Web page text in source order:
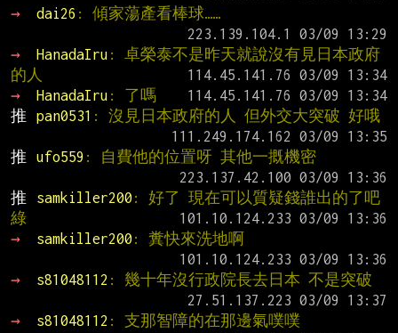
→
dai26 : 傾家蕩產看棒球……
→
HanadaIru : 卓榮泰不是昨天就說沒有見日本政府
的人
→
HanadaIru : 了嗎
推
pan0531 : 沒見日本政府的人 但外交大突破 好哦
推
ufo559 : 自費他的位置呀 其他一摡機密
推
samkiller200 : 好了 現在可以質疑錢誰出的了吧
綠
→
samkiller200 : 糞快來洗地啊
→
s81048112 : 幾十年沒行政院長去日本 不是突破
→
s81048112 : 支那智障的在那邊氣噗噗